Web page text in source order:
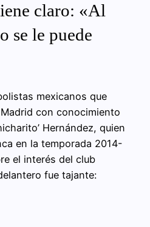
claro: «Al
se le puede
mexicanos que
con conocimiento
Hernández, quien
en la temporada 2014-
el interés del club
fue tajante: